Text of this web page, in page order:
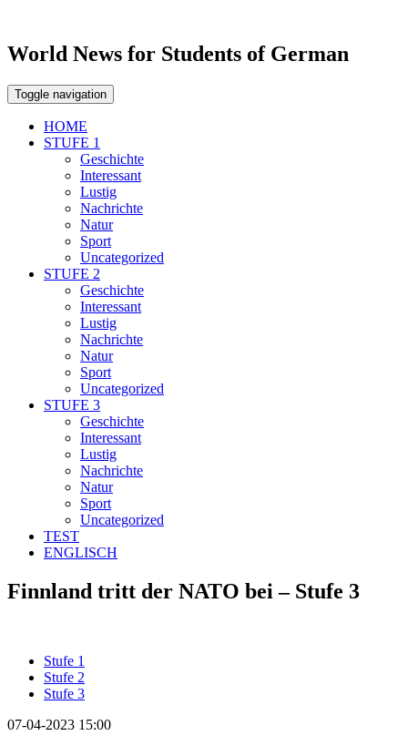
World News for Students of German
Toggle navigation
HOME
STUFE 1
Geschichte
Interessant
Lustig
Nachrichte
Natur
Sport
Uncategorized
STUFE 2
Geschichte
Interessant
Lustig
Nachrichte
Natur
Sport
Uncategorized
STUFE 3
Geschichte
Interessant
Lustig
Nachrichte
Natur
Sport
Uncategorized
TEST
ENGLISCH
Finnland tritt der NATO bei – Stufe 3
Stufe 1
Stufe 2
Stufe 3
07-04-2023 15:00